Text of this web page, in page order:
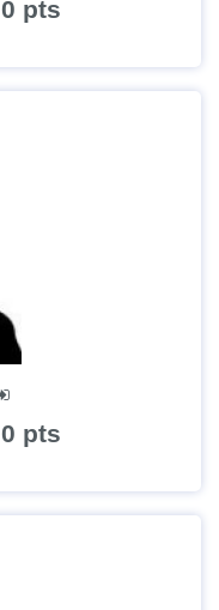
0 pts
0 pts